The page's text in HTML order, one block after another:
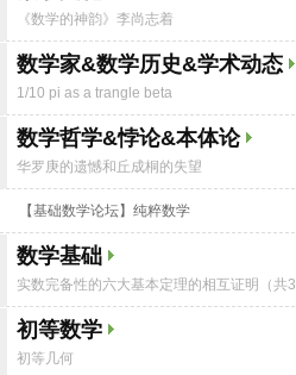
《数学的神韵》李尚志着
数学家&数学历史&学术动态
1/10 pi as a trangle beta
数学哲学&悖论&本体论
华罗庚的遗憾和丘成桐的失望
【基础数学论坛】纯粹数学
数学基础
实数完备性的六大基本定理的相互证明（共
初等数学
初等几何